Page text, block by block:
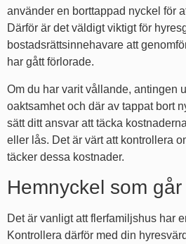
använder en borttappad nyckel för
Därför är det väldigt viktigt för
bostadsrättsinnehavare att
har gått förlorade.
Om du har varit vållande, antingen
oaktsamhet och där av tappat bort
sätt ditt ansvar att täcka
eller lås. Det är värt att kontrollera
täcker dessa kostnader.
Hemnyckel som
Det är vanligt att flerfamiljshus har
Kontrollera därför med din